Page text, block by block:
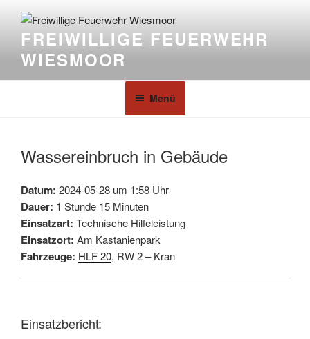
FREIWILLIGE FEUERWEHR
WIESMOOR
Menü
Wassereinbruch in Gebäude
Datum: 2024-05-28 um 1:58 Uhr
Dauer: 1 Stunde 15 Minuten
Einsatzart: Technische Hilfeleistung
Einsatzort: Am Kastanienpark
Fahrzeuge: HLF 20, RW 2 – Kran
Einsatzbericht: